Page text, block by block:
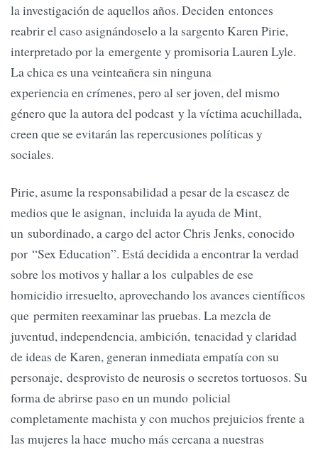
la investigación de aquellos años. Deciden entonces
reabrir el caso asignándoselo a la sargento Karen Pirie,
interpretado por la emergente y promisoria Lauren Lyle.
La chica es una veinteañera sin ninguna
experiencia en crímenes, pero al ser joven, del mismo
género que la autora del podcast y la víctima acuchillada,
creen que se evitarán las repercusiones políticas y
sociales.
Pirie, asume la responsabilidad a pesar de la escasez de
medios que le asignan, incluida la ayuda de Mint,
un subordinado, a cargo del actor Chris Jenks, conocido
por “Sex Education”. Está decidida a encontrar la verdad
sobre los motivos y hallar a los culpables de ese
homicidio irresuelto, aprovechando los avances científicos
que permiten reexaminar las pruebas. La mezcla de
juventud, independencia, ambición, tenacidad y claridad
de ideas de Karen, generan inmediata empatía con su
personaje, desprovisto de neurosis o secretos tortuosos. Su
forma de abrirse paso en un mundo policial
completamente machista y con muchos prejuicios frente a
las mujeres la hace mucho más cercana a nuestras